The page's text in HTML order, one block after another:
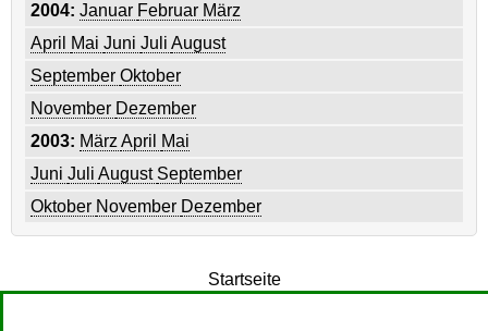
2004: Januar Februar März
April
Mai Juni Juli August
September Oktober
November Dezember
2003: März April
Mai
Juni Juli August September
Oktober November Dezember
Startseite